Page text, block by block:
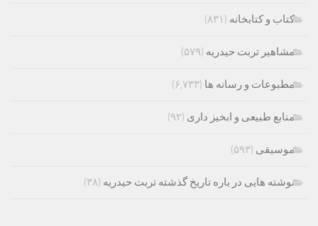
کتاب و کتابخانه (۸۳۱)
مشاهیر تربت حیدریه (۵۷۹)
مطبوعات و رسانه ها (۶,۷۳۳)
منابع طبیعی و ابخیز داری (۹۲)
موسیقی (۵۹۳)
نوشته هایی در باره تاریخ گذشته تربت حیدریه (۳۸)